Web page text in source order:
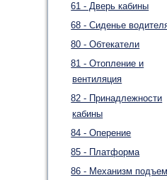
61 - Дверь кабины
68 - Сиденье
80 - Обтекатели
81 - Отопление и
вентиляция
82 - Принадлежности
кабины
84 - Оперение
85 - Платформа
86 - Механизм